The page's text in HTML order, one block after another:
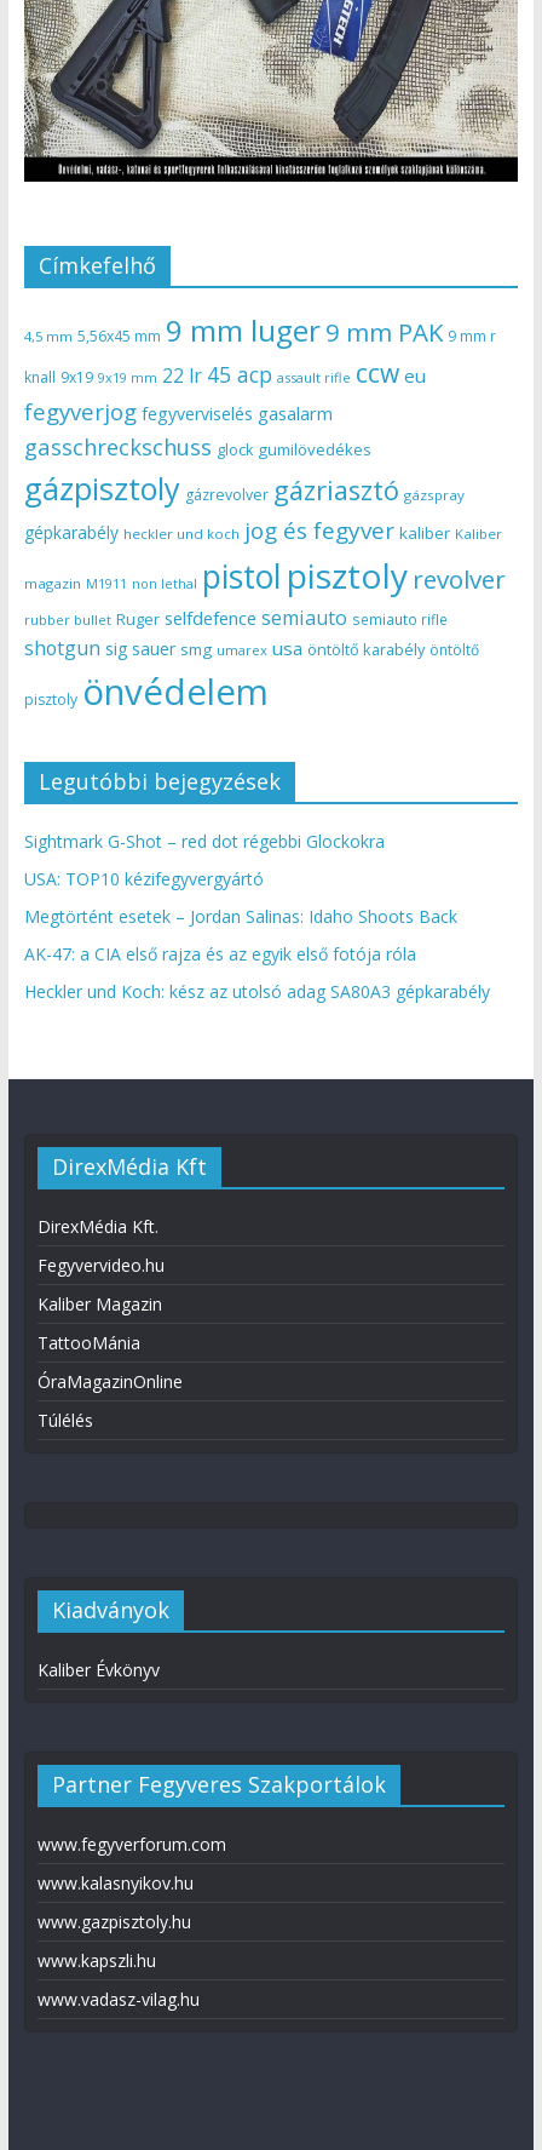
Címkefelhő
4,5 mm 5,56x45 mm 9 mm luger9 mm PAK 9 mm r
knall 9x19 9x19 mm 22 lr 45 acp assault rifle ccw eu
fegyverjog fegyverviselés gasalarm
gasschreckschuss glock gumilövedékes
gázpisztoly gázrevolver gázriasztó gázspray
gépkarabély heckler und koch jog és fegyver kaliber Kaliber
magazin M1911 non lethal pistol pisztoly revolver
rubber bullet Ruger selfdefence semiauto semiauto rifle
shotgun sig sauer smg umarex usa öntöltő karabély öntöltő
pisztoly önvédelem
Legutóbbi bejegyzések
Sightmark G-Shot – red dot régebbi Glockokra
USA: TOP10 kézifegyvergyártó
Megtörtént esetek – Jordan Salinas: Idaho Shoots Back
AK-47: a CIA első rajza és az egyik első fotója róla
Heckler und Koch: kész az utolsó adag SA80A3 gépkarabély
DirexMédia Kft
DirexMédia Kft.
Fegyvervideo.hu
Kaliber Magazin
TattooMánia
ÓraMagazinOnline
Túlélés
Kiadványok
Kaliber Évkönyv
Partner Fegyveres Szakportálok
www.fegyverforum.com
www.kalasnyikov.hu
www.gazpisztoly.hu
www.kapszli.hu
www.vadasz-vilag.hu